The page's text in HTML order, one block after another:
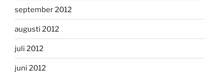
september 2012
augusti 2012
juli 2012
juni 2012